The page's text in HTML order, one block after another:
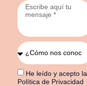
He leído y acepto la
Política de Privacidad